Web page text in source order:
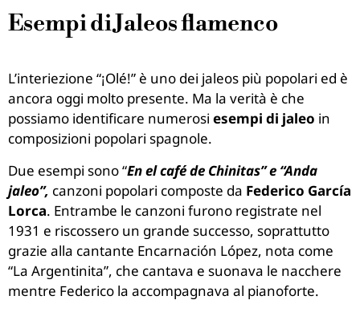
Esempi di Jaleos flamenco
L’interiezione “¡Olé!” è uno dei jaleos più popolari ed è
ancora oggi molto presente. Ma la verità è che
possiamo identificare numerosi esempi di jaleo in
composizioni popolari spagnole.
Due esempi sono “En el café de Chinitas” e “Anda
jaleo”, canzoni popolari composte da Federico García
Lorca. Entrambe le canzoni furono registrate nel
1931 e riscossero un grande successo, soprattutto
grazie alla cantante Encarnación López, nota come
“La Argentinita”, che cantava e suonava le nacchere
mentre Federico la accompagnava al pianoforte.